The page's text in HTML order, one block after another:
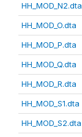
HH_MOD_N2.dta
HH_MOD_O.dta
HH_MOD_P.dta
HH_MOD_Q.dta
HH_MOD_R.dta
HH_MOD_S1.dta
HH_MOD_S2.dta